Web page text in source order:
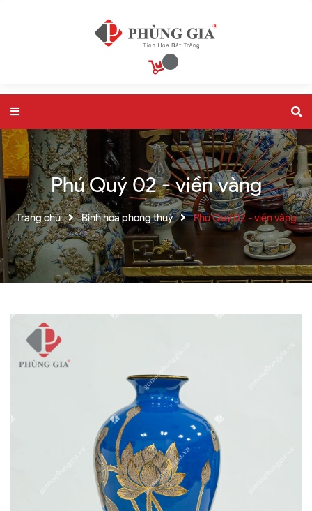
Phú Quý 02 - viền vàng
Trang chủ Bình hoa phong thuỷ Phú Quý 02 - viền vàng